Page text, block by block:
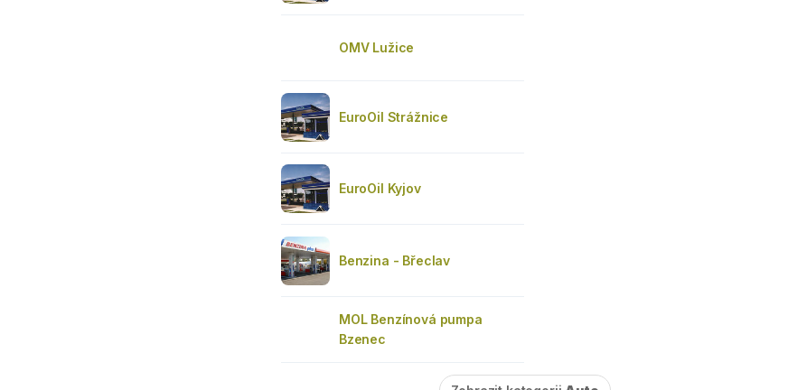
OMV Lužice
EuroOil Strážnice
EuroOil Kyjov
Benzina - Břeclav
MOL Benzínová pumpa
Bzenec